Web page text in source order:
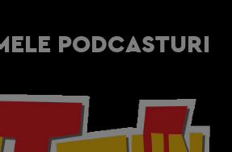
PODCASTURI